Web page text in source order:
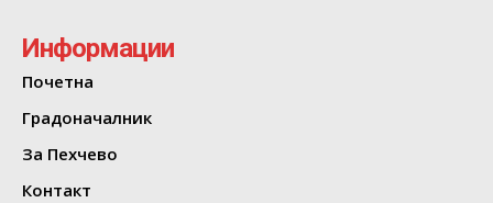
Информации
Почетна
Градоначалник
За Пехчево
Контакт